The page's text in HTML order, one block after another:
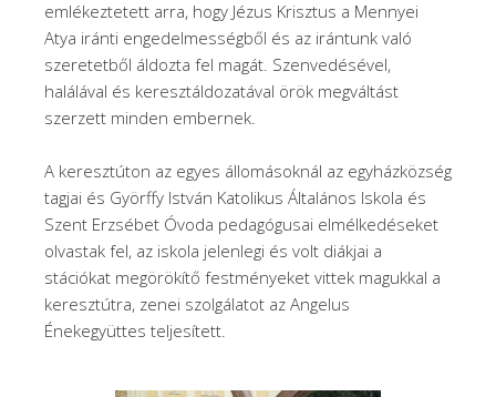
emlékeztetett arra, hogy Jézus Krisztus a Mennyei
Atya iránti engedelmességből és az irántunk való
szeretetből áldozta fel magát. Szenvedésével,
halálával és keresztáldozatával örök megváltást
szerzett minden embernek.
A keresztúton az egyes állomásoknál az egyházközség
tagjai és Györffy István Katolikus Általános Iskola és
Szent Erzsébet Óvoda pedagógusai elmélkedéseket
olvastak fel, az iskola jelenlegi és volt diákjai a
stációkat megörökítő festményeket vittek magukkal a
keresztútra, zenei szolgálatot az Angelus
Énekegyüttes teljesített.